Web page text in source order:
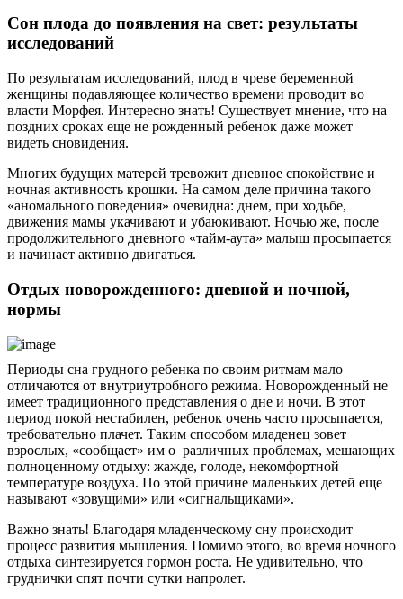
Сон плода до появления на свет: результаты
исследований
По результатам исследований, плод в чреве беременной
женщины подавляющее количество времени проводит во
власти Морфея. Интересно знать! Существует мнение, что на
поздних сроках еще не рожденный ребенок даже может
видеть сновидения.
Многих будущих матерей тревожит дневное спокойствие и
ночная активность крошки. На самом деле причина такого
«аномального поведения» очевидна: днем, при ходьбе,
движения мамы укачивают и убаюкивают. Ночью же, после
продолжительного дневного «тайм-аута» малыш просыпается
и начинает активно двигаться.
Отдых новорожденного: дневной и ночной,
нормы
Периоды сна грудного ребенка по своим ритмам мало
отличаются от внутриутробного режима. Новорожденный не
имеет традиционного представления о дне и ночи. В этот
период покой нестабилен, ребенок очень часто просыпается,
требовательно плачет. Таким способом младенец зовет
взрослых, «сообщает» им о различных проблемах, мешающих
полноценному отдыху: жажде, голоде, некомфортной
температуре воздуха. По этой причине маленьких детей еще
называют «зовущими» или «сигнальщиками».
Важно знать! Благодаря младенческому сну происходит
процесс развития мышления. Помимо этого, во время ночного
отдыха синтезируется гормон роста. Не удивительно, что
груднички спят почти сутки напролет.